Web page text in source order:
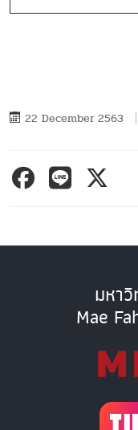
22 December 2563
มหา
Mae